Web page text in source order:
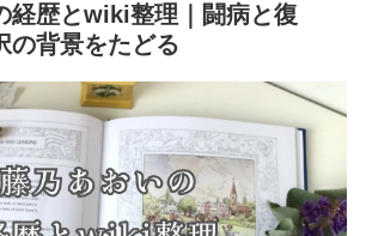
経歴とwiki整理｜闘病と復
の背景をたどる